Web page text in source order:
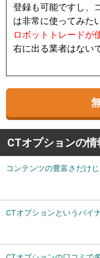
登録も可能ですし、
は非常に使ってみた
ロボットトレードが
右に出る業者はない
CTオプションの情
コンテンツの豊富さだけ
CTオプションというバイ